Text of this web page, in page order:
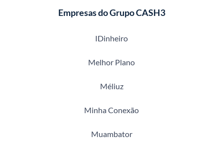
Empresas do Grupo CASH3
IDinheiro
Melhor Plano
Méliuz
Minha Conexão
Muambator